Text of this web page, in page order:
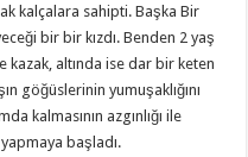
kalçalara sahipti. Başka Bir
bir bir kızdı. Benden 2 yaş
kazak, altında ise dar bir keten
göğüslerinin yumuşaklığını
kalmasının azgınlığı ile
yapmaya başladı.